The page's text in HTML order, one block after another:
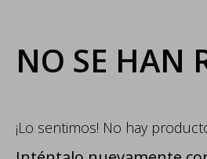
NO SE HAN
¡Lo sentimos! No hay